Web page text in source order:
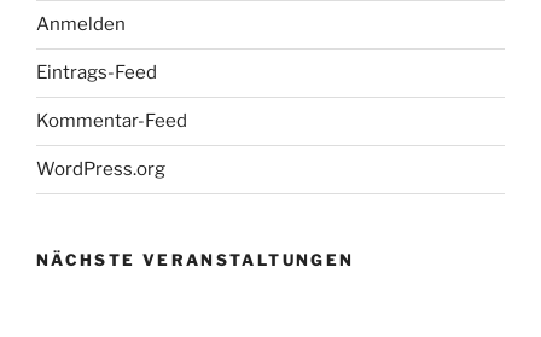
Anmelden
Eintrags-Feed
Kommentar-Feed
WordPress.org
NÄCHSTE VERANSTALTUNGEN